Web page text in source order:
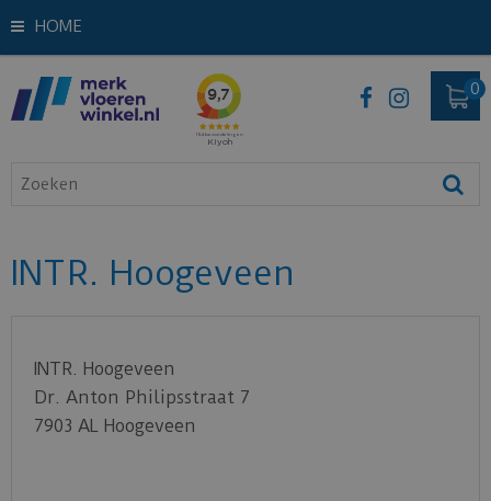
HOME
INTR. Hoogeveen
INTR. Hoogeveen
Dr. Anton Philipsstraat 7
7903 AL Hoogeveen